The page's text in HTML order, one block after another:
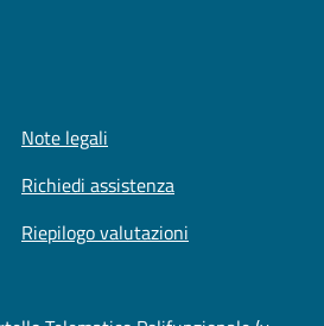
Note legali
Richiedi assistenza
Riepilogo valutazioni